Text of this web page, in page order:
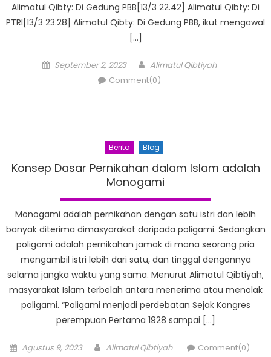
Alimatul Qibty: Di Gedung PBB[13/3 22.42] Alimatul Qibty: Di
PTRI[13/3 23.28] Alimatul Qibty: Di Gedung PBB, ikut mengawal
[…]
Posted
September 2, 2023 Author
Alimatul Qibtiyah
Comment(0)
Berita Blog
Konsep Dasar Pernikahan dalam Islam adalah
Monogami
Monogami adalah pernikahan dengan satu istri dan lebih
banyak diterima dimasyarakat daripada poligami. Sedangkan
poligami adalah pernikahan jamak di mana seorang pria
mengambil istri lebih dari satu, dan tinggal dengannya
selama jangka waktu yang sama. Menurut Alimatul Qibtiyah,
masyarakat Islam terbelah antara menerima atau menolak
poligami. “Poligami menjadi perdebatan Sejak Kongres
perempuan Pertama 1928 sampai […]
Posted
Agustus 9, 2023 Author
Alimatul Qibtiyah Comment(0)